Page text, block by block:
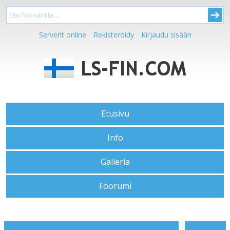
Serverit online Rekisteröidy Kirjaudu sisään
Etusivu
Info
Galleria
Foorumi